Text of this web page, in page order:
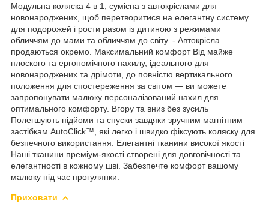
Модульна коляска 4 в 1, сумісна з автокріслами для
новонароджених, щоб перетворитися на елегантну систему
для подорожей і рости разом із дитиною з режимами
обличчям до мами та обличчям до світу. - Автокрісла
продаються окремо. Максимальний комфорт Від майже
плоского та ергономічного нахилу, ідеального для
новонароджених та дрімоти, до повністю вертикального
положення для спостереження за світом — ви можете
запропонувати малюку персоналізований нахил для
оптимального комфорту. Вгору та вниз без зусиль
Полегшують підйоми та спуски завдяки зручним магнітним
застібкам AutoClick™, які легко і швидко фіксують коляску для
безпечного використання. Елегантні тканини високої якості
Наші тканини преміум-якості створені для довговічності та
елегантності в кожному шві. Забезпечте комфорт вашому
малюку під час прогулянки.
Приховати